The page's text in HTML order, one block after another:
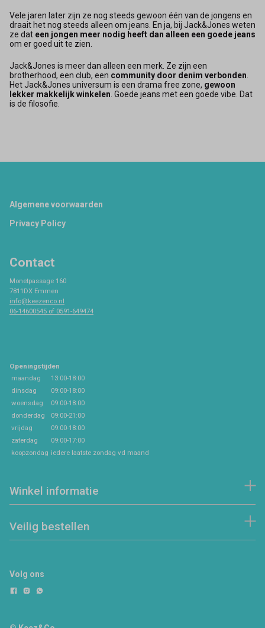
Vele jaren later zijn ze nog steeds gewoon één van de jongens en
draait het nog steeds alleen om jeans. En ja, bij Jack&Jones weten
ze dat een jongen meer nodig heeft dan alleen een goede jeans
om er goed uit te zien.
Jack&Jones is meer dan alleen een merk. Ze zijn een
brotherhood, een club, een community door denim verbonden
Het Jack&Jones universum is een drama free zone, gewoon
lekker makkelijk winkelen . Goede jeans met een goede vibe. Dat
is de filosofie.
Footer
Algemene voorwaarden
Privacy Policy
Contact
Monetpassage 160
7811DX Emmen
info@keezenco.nl
06-14600545 of 0591-649474
Openingstijden
maandag
13:00-18:00
dinsdag
09:00-18:00
woensdag
09:00-18:00
donderdag
09:00-21:00
vrijdag
09:00-18:00
zaterdag
09:00-17:00
koopzondag iedere laatste zondag vd maand
Winkel informatie
Veilig bestellen
Volg ons